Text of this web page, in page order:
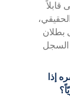
قابلاً
بطلان
السجل
إذا